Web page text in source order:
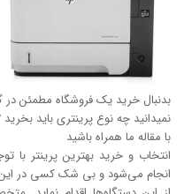
بدنبال خرید یک فروشگاه مطمئن در
نمیدانید چه نوع پرینتری باید بخرید
با مقاله ما همراه باشید
انتخاب و خرید بهترین پرینتر با
انجام می‌شود و بی شک کسی در این